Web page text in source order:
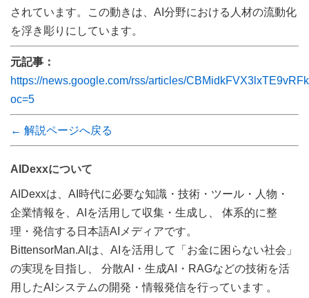
されています。この動きは、AI分野における人材の流動化
を浮き彫りにしています。
元記事：
https://news.google.com/rss/articles/
oc=5
← 解説ページへ戻る
AIDexxについて
AIDexxは、AI時代に必要な知識・技術・ツール・人物・
企業情報を、AIを活用して収集・生成し、 体系的に整
理・発信する日本語AIメディアです。
BittensorMan.AIは、AIを活用して「お金に困らない社会」
の実現を目指し、 分散AI・生成AI・RAGなどの技術を活
用したAIシステムの開発・情報発信を行っています 。